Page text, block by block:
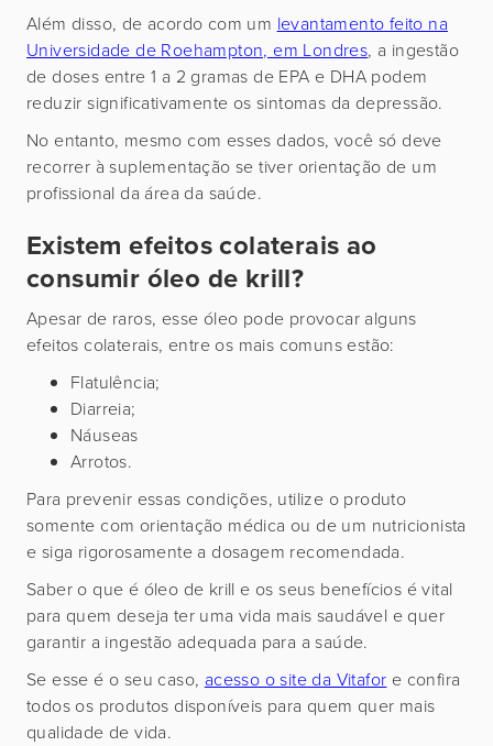
Além disso, de acordo com um levantamento feito na
Universidade de Roehampton, em Londres, a ingestão
de doses entre 1 a 2 gramas de EPA e DHA podem
reduzir significativamente os sintomas da depressão.
No entanto, mesmo com esses dados, você só deve
recorrer à suplementação se tiver orientação de um
profissional da área da saúde.
Existem efeitos colaterais ao
consumir óleo de krill?
Apesar de raros, esse óleo pode provocar alguns
efeitos colaterais, entre os mais comuns estão:
Flatulência;
Diarreia;
Náuseas
Arrotos.
Para prevenir essas condições, utilize o produto
somente com orientação médica ou de um nutricionista
e siga rigorosamente a dosagem recomendada.
Saber o que é óleo de krill e os seus benefícios é vital
para quem deseja ter uma vida mais saudável e quer
garantir a ingestão adequada para a saúde.
Se esse é o seu caso, acesso o site da Vitafor e confira
todos os produtos disponíveis para quem quer mais
qualidade de vida.